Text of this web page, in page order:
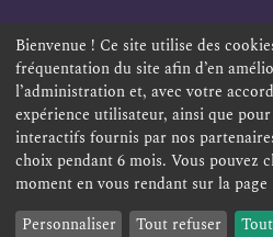
ESPACE PERSONNEL OFFRES
TÉLÉSERVICES PLAN DU
ACCESSIBILITÉ POLITIQUE
MENTIONS LÉGALES
Bienvenue ! Ce site utilise des
fréquentation du site afin d’en
l’administration et, avec votre
expérience utilisateur, ainsi que
interactifs fournis par nos
choix pendant 6 mois. Vous pouvez
moment en vous rendant sur la page
Personnaliser
Tout refuser